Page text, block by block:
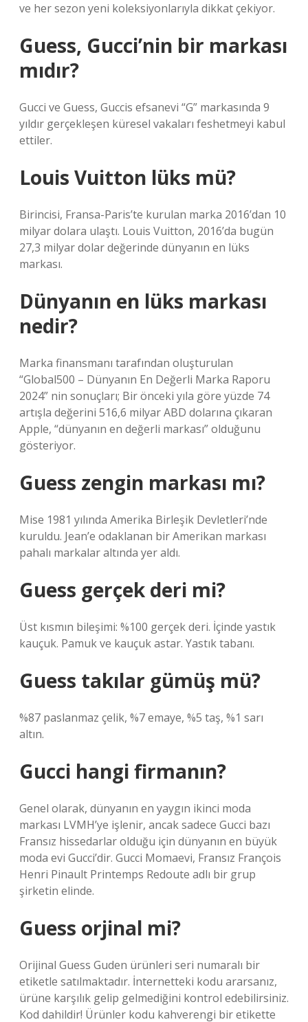
ve her sezon yeni koleksiyonlarıyla dikkat çekiyor.
Guess, Gucci’nin bir markası
mıdır?
Gucci ve Guess, Guccis efsanevi “G” markasında 9
yıldır gerçekleşen küresel vakaları feshetmeyi kabul
ettiler.
Louis Vuitton lüks mü?
Birincisi, Fransa-Paris’te kurulan marka 2016’dan 10
milyar dolara ulaştı. Louis Vuitton, 2016’da bugün
27,3 milyar dolar değerinde dünyanın en lüks
markası.
Dünyanın en lüks markası
nedir?
Marka finansmanı tarafından oluşturulan
“Global500 – Dünyanın En Değerli Marka Raporu
2024” nin sonuçları; Bir önceki yıla göre yüzde 74
artışla değerini 516,6 milyar ABD dolarına çıkaran
Apple, “dünyanın en değerli markası” olduğunu
gösteriyor.
Guess zengin markası mı?
Mise 1981 yılında Amerika Birleşik Devletleri’nde
kuruldu. Jean’e odaklanan bir Amerikan markası
pahalı markalar altında yer aldı.
Guess gerçek deri mi?
Üst kısmın bileşimi: %100 gerçek deri. İçinde yastık
kauçuk. Pamuk ve kauçuk astar. Yastık tabanı.
Guess takılar gümüş mü?
%87 paslanmaz çelik, %7 emaye, %5 taş, %1 sarı
altın.
Gucci hangi firmanın?
Genel olarak, dünyanın en yaygın ikinci moda
markası LVMH’ye işlenir, ancak sadece Gucci bazı
Fransız hissedarlar olduğu için dünyanın en büyük
moda evi Gucci’dir. Gucci Momaevi, Fransız François
Henri Pinault Printemps Redoute adlı bir grup
şirketin elinde.
Guess orjinal mi?
Orijinal Guess Guden ürünleri seri numaralı bir
etiketle satılmaktadır. İnternetteki kodu ararsanız,
ürüne karşılık gelip gelmediğini kontrol edebilirsiniz.
Kod dahildir! Ürünler kodu kahverengi bir etikette